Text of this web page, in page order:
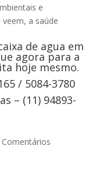
e
a saúde
de agua em
agora para a
hoje mesmo.
/ 5084-3780
– (11) 94893-
Comentários